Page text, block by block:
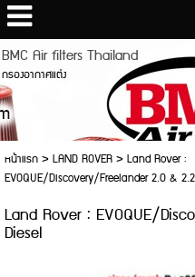
BMC Air filters Thailand
กรองอากาศแต่ง
หน้าแรก>LAND ROVER>Land Rover :
EVOQUE/Discovery/Freelander 2.0 &
Land Rover : EVOQUE/
Diesel